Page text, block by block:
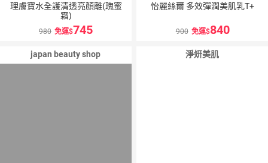
理膚寶水全護清透亮顏離(瑰蜜
霜)
980 免運 745
怡麗絲爾 多效彈潤美肌乳T+
900 免運 840
japan beauty shop 淨妍美肌